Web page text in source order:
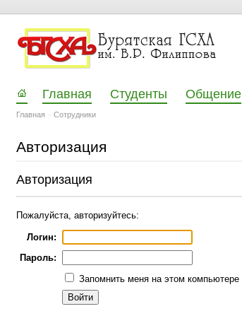
Главная Студенты Общение
Главная Сотрудники
Авторизация
Авторизация
Пожалуйста, авторизуйтесь:
Логин:
Пароль:
Запомнить меня на этом компьютере